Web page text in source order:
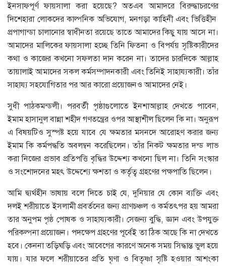
ইনসাফপূর্ণ ফায়সালা করা হয়েছে? অতএব আমাদরে বিরুদ্ধাচরণের
দিশেহারা লোকদের কাল্পনিক অভিযোগ, মনগড়া কাহিনী এবং ভিত্তিহীন
প্রপাগান্ডা চালানোর স্বাধীনতা রয়েছে তাতে আমাদের কিছু যায় আসে না।
আমাদের মালিকের ফায়সালা হচ্ছে তিনি ফিতনা ও বিপর্যয় সৃষ্টিকারীদের
কথা ও কাজের কখনো সফলতা দান করেন না। তাদের চারদিকে আল্লাহ
তায়ালাই আমাদের সকল কর্মসম্পাদনকারী এবং তিনিই সাহায্যকারী। তাঁর
সাহায্য সহযোগিতার পর আর কারো প্রয়োজনও আমাদের নেই।
সুধী পাঠকমন্ডলী। পরবর্তী পৃষ্ঠাগুলোতে ইনশাআল্লাহ দেখতে পাবেন,
ইমাম হাসানুল বান্না শহীদ গণতন্ত্রের ওপর আস্থাশীল ছিলেন কি না। অনুরূপ
এ বিষয়টিও সুস্পষ্ট হয়ে যাবে যে ক্ষমতার মসনদে আরোহণ করার জন্য
ইমাম কি কর্মপদ্ধতি অবলম্বন করেছিলেন। তাঁর নিকট ক্ষমতার দন্ড লাভ
করা নিজের প্রভাব প্রতিপত্তি বৃদ্ধির উদ্দেশ্য কখনো ছিল না। তিনি সংস্কার
ও সংশোদনের মহৎ উদ্দেশ্যে ক্ষশতা ও কর্তৃত্ব গ্রহণের পক্ষপাতি ছিলেন।
আমি দ্ব্যর্থহীন ভাষায় বলে দিতে চাই যে, দুনিয়ার যে কোন ব্যক্তি এবং
দলই শরীয়াতে ইসলামী প্রবর্তনের জন্য প্রাণচঞ্চল ও কর্মতৎপর হয় আমরা
তার অনুপম পৃষ্ঠ পোষক ও সাহায্যকারী। সেজন্য বুদ্ধি, জ্ঞান এবং উপযুক্ত
পরিকল্পনা প্রয়োজন। পদক্ষেপ গ্রহণের পূর্বেই তা ঠিক আছে কি না দেখতে
হবে। কেননা তড়িঘড়ি এবং আবেগের কারণে অনেক সময় সিদ্ধান্ত ভুল হয়ে
যায়। যার ফলে শরীয়াতের প্রতি ঘৃণা ও বিতৃষ্ণা সৃষ্টি হওয়ার আশংকা